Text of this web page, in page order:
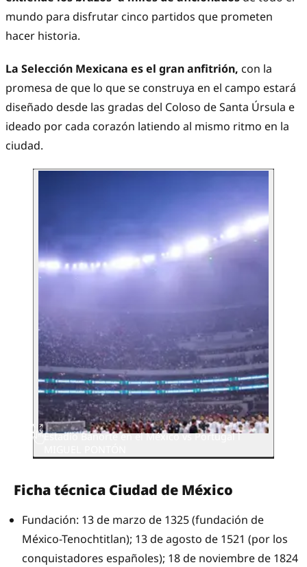
mundo para disfrutar cinco partidos que prometen
hacer historia.
La Selección Mexicana es el gran anfitrión, con la
promesa de que lo que se construya en el campo estará
diseñado desde las gradas del Coloso de Santa Úrsula e
ideado por cada corazón latiendo al mismo ritmo en la
ciudad.
Estadio Banorte en el México vs Portugal l
Ficha técnica Ciudad de México
Fundación: 13 de marzo de 1325 (fundación de
México-Tenochtitlan); 13 de agosto de 1521 (por los
conquistadores españoles); 18 de noviembre de 1824